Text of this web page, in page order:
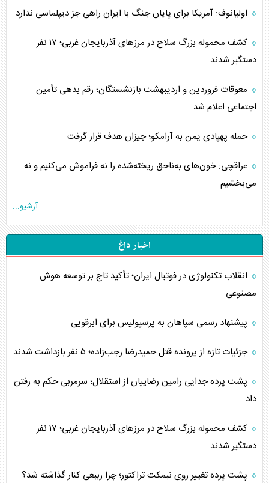
اولیانوف: آمریکا برای پایان جنگ با ایران راهی جز دیپلماسی ندارد
کشف محموله بزرگ سلاح در مرزهای آذربایجان غربی؛ ۱۷ نفر
دستگیر شدند
معوقات فروردین و اردیبهشت بازنشستگان؛ رقم بدهی تأمین
اجتماعی اعلام شد
حمله پهپادی یمن به آرامکو؛ جیزان هدف قرار گرفت
عراقچی: خون‌های به‌ناحق ریخته‌شده را نه فراموش می‌کنیم و نه
می‌بخشیم
آرشیو...
اخبار داغ
انقلاب تکنولوژی در فوتبال ایران؛ تأکید تاج بر توسعه هوش
مصنوعی
پیشنهاد رسمی سپاهان به پرسپولیس برای ابرقویی
جزئیات تازه از پرونده قتل حمیدرضا رجب‌زاده؛ ۵ نفر بازداشت شدند
پشت پرده جدایی رامین رضاییان از استقلال؛ سرمربی حکم به رفتن
داد
کشف محموله بزرگ سلاح در مرزهای آذربایجان غربی؛ ۱۷ نفر
دستگیر شدند
پشت پرده تغییر روی نیمکت تراکتور؛ چرا ربیعی کنار گذاشته شد؟